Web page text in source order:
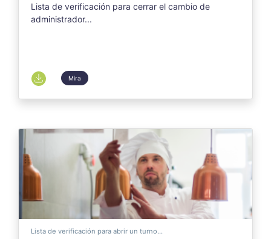
Lista de verificación para cerrar el cambio de
administrador...
Mira
Lista de verificación para abrir un turno...